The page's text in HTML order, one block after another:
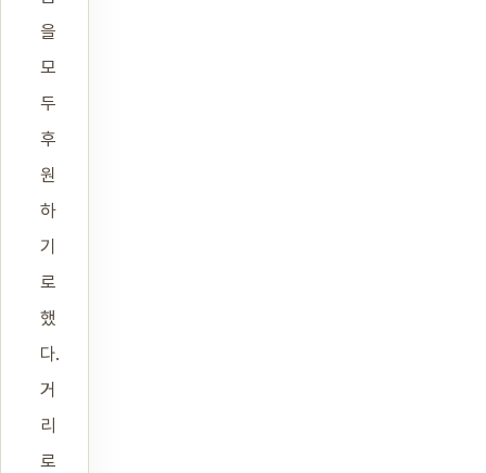
을
모
두
후
원
하
기
로
했
다.
거
리
로